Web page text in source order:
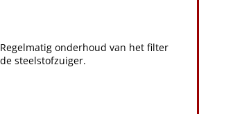
onderhoud van het filter
steelstofzuiger.